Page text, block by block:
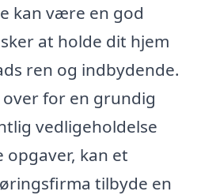
kan være en god
at holde dit hjem
ren og indbydende.
for en grundig
vedligeholdelse
opgaver, kan et
tilbyde en